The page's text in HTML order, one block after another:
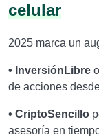
celular
2025 marca un
• InversiónLibre
de acciones
• CriptoSencillo
asesoría en